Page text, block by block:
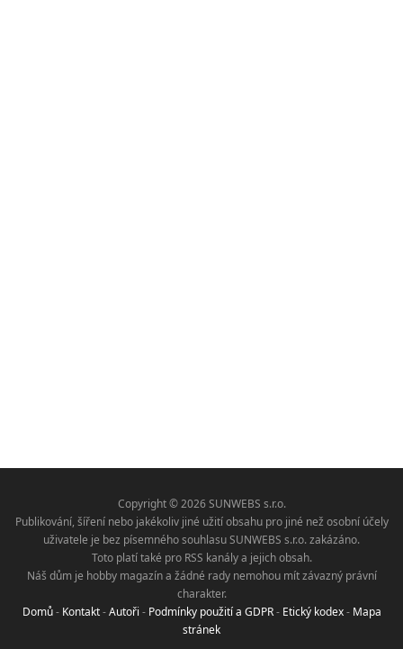
Copyright © 2026 SUNWEBS s.r.o.
Publikování, šíření nebo jakékoliv jiné užití obsahu pro jiné než osobní účely
uživatele je bez písemného souhlasu SUNWEBS s.r.o. zakázáno.
Toto platí také pro RSS kanály a jejich obsah.
Náš dům je hobby magazín a žádné rady nemohou mít závazný právní
charakter.
Domů- Kontakt-Autoři - Podmínky použití a GDPR- Etický kodex- Mapa
stránek